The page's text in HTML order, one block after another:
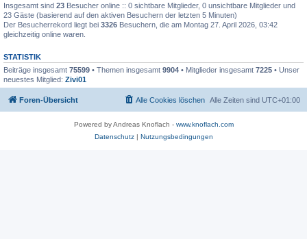
Insgesamt sind 23 Besucher online :: 0 sichtbare Mitglieder, 0 unsichtbare Mitglieder und
23 Gäste (basierend auf den aktiven Besuchern der letzten 5 Minuten)
Der Besucherrekord liegt bei 3326 Besuchern, die am Montag 27. April 2026, 03:42
gleichzeitig online waren.
STATISTIK
Beiträge insgesamt 75599 • Themen insgesamt 9904 • Mitglieder insgesamt 7225 • Unser
neuestes Mitglied: Zivi01
Foren-Übersicht Alle Zeiten sind UTC+01:00
Alle Cookies löschen
Powered by Andreas Knoflach - www.knoflach.com
Datenschutz| Nutzungsbedingungen